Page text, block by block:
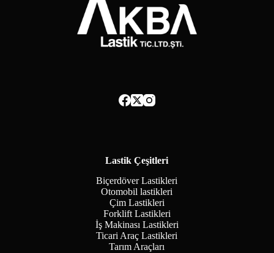
Lastik Çeşitleri
Biçerdöver Lastikleri
Otomobil lastikleri
Çim Lastikleri
Forklift Lastikleri
İş Makinası Lastikleri
Ticari Araç Lastikleri
Tarım Araçları